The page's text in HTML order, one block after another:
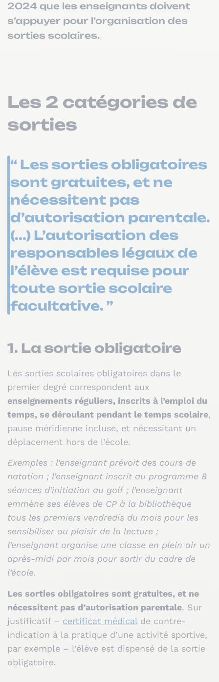
2024 que les enseignants doivent
s’appuyer pour l’organisation des
sorties scolaires.
Les 2 catégories de
sorties
“ Les sorties obligatoires
sont gratuites, et ne
nécessitent pas
d’autorisation parentale.
(...) L’autorisation des
responsables légaux de
l’élève est requise pour
toute sortie scolaire
facultative. ”
1. La sortie obligatoire
Les sorties scolaires obligatoires dans le
premier degré correspondent aux
enseignements réguliers, inscrits à l’emploi du
temps, se déroulant pendant le temps scolaire,
pause méridienne incluse, et nécessitant un
déplacement hors de l’école.
Exemples : l’enseignant prévoit des cours de
natation ; l’enseignant inscrit au programme 8
séances d’initiation au golf ; l’enseignant
emmène ses élèves de CP à la bibliothèque
tous les premiers vendredis du mois pour les
sensibiliser au plaisir de la lecture ;
l’enseignant organise une classe en plein air un
après-midi par mois pour sortir du cadre de
l’école.
Les sorties obligatoires sont gratuites, et ne
nécessitent pas d’autorisation parentale. Sur
justificatif – certificat médical de contre-
indication à la pratique d’une activité sportive,
par exemple – l’élève est dispensé de la sortie
obligatoire.